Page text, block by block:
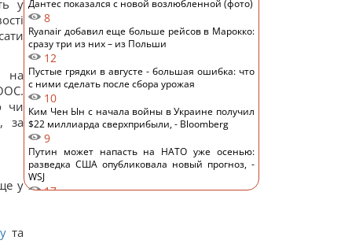
у
на
чи
за
у
та
Дантес показался с новой возлюбленной (фото)
8
Ryanair добавил еще больше рейсов в Марокко:
сразу три из них – из Польши
12
Пустые грядки в августе - большая ошибка: что
с ними сделать после сбора урожая
10
Ким Чен Ын с начала войны в Украине получил
$22 миллиарда сверхприбыли, - Bloomberg
9
Путин может напасть на НАТО уже осенью:
разведка США опубликовала новый прогноз, -
WSJ
17